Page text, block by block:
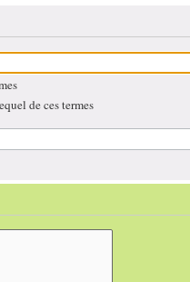
de ces termes